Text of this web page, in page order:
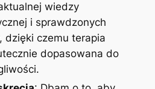
wiedzy
i sprawdzonych
dzięki czemu terapia
dopasowana do